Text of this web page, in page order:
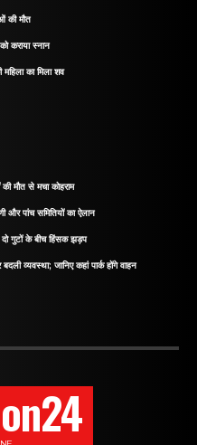
की मौत
कराया स्नान
का मिला शव
की मौत से मचा कोहराम
और पांच समितियों का ऐलान
दो गुटों के बीच हिंसक झड़प
व्यवस्था; जानिए कहां पार्क होंगे वाहन